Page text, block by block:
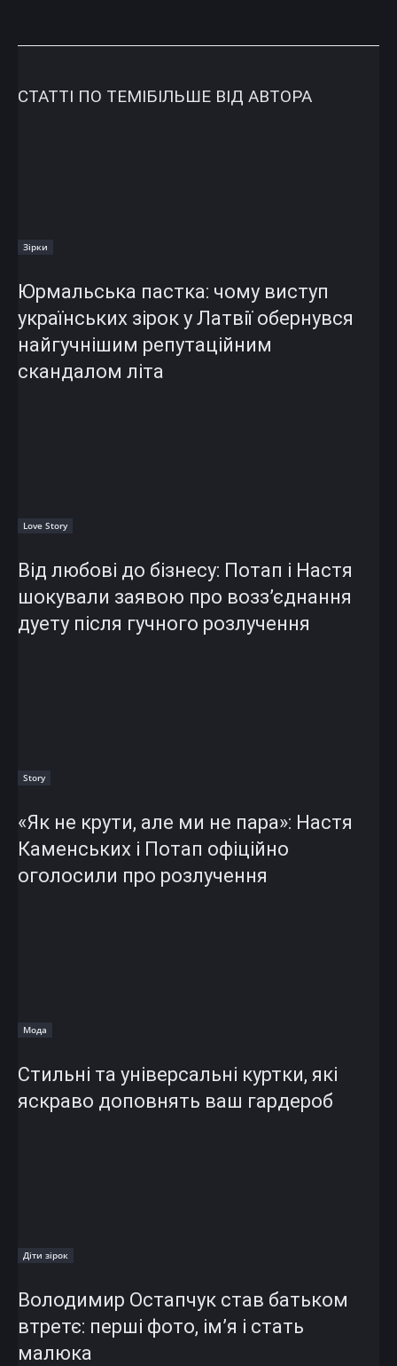
СТАТТІ ПО ТЕМІБІЛЬШЕ ВІД АВТОРА
Зірки
Юрмальська пастка: чому виступ
українських зірок у Латвії обернувся
найгучнішим репутаційним
скандалом літа
Love Story
Від любові до бізнесу: Потап і Настя
шокували заявою про возз’єднання
дуету після гучного розлучення
Story
«Як не крути, але ми не пара»: Настя
Каменських і Потап офіційно
оголосили про розлучення
Мода
Стильні та універсальні куртки, які
яскраво доповнять ваш гардероб
Діти зірок
Володимир Остапчук став батьком
втретє: перші фото, ім’я і стать
малюка